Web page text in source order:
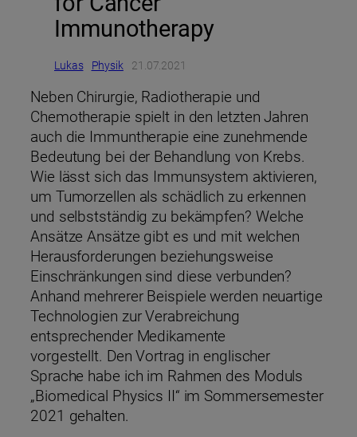
Immunotherapy
Lukas Physik 21.07.2021
Neben Chirurgie, Radiotherapie und
Chemotherapie spielt in den letzten Jahren
auch die Immuntherapie eine zunehmende
Bedeutung bei der Behandlung von Krebs.
Wie lässt sich das Immunsystem aktivieren,
um Tumorzellen als schädlich zu erkennen
und selbstständig zu bekämpfen? Welche
Ansätze Ansätze gibt es und mit welchen
Herausforderungen beziehungsweise
Einschränkungen sind diese verbunden?
Anhand mehrerer Beispiele werden neuartige
Technologien zur Verabreichung
entsprechender Medikamente
vorgestellt. Den Vortrag in englischer
Sprache habe ich im Rahmen des Moduls
„Biomedical Physics II“ im Sommersemester
2021 gehalten.